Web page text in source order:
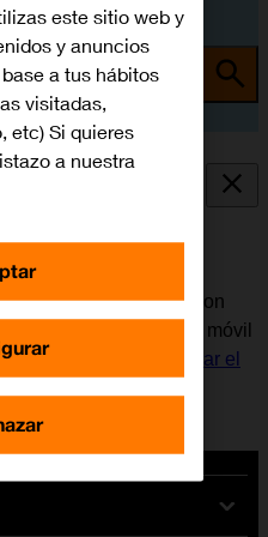
de acceso
acceso personal, es
internet del teléfono con
Fi. Antes de utilizar el móvil
es necesario
configurar el
este sitio web y
y anuncios
a tus hábitos
visitadas,
etc) Si quieres
a nuestra